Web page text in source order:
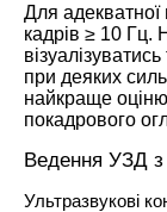
Для адекватної
кадрів ≥ 10 Гц.
при деяких
найкраще
покадрового
Ведення УЗД з
Ультразвукові